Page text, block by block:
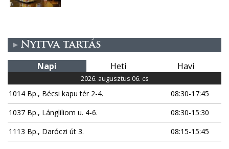
Nyitva tartás
Napi Heti Havi
2026. augusztus 06. cs
1014 Bp., Bécsi kapu tér 2-4.
08:30-17:45
1037 Bp., Lángliliom u. 4-6.
08:30-15:30
1113 Bp., Daróczi út 3.
08:15-15:45